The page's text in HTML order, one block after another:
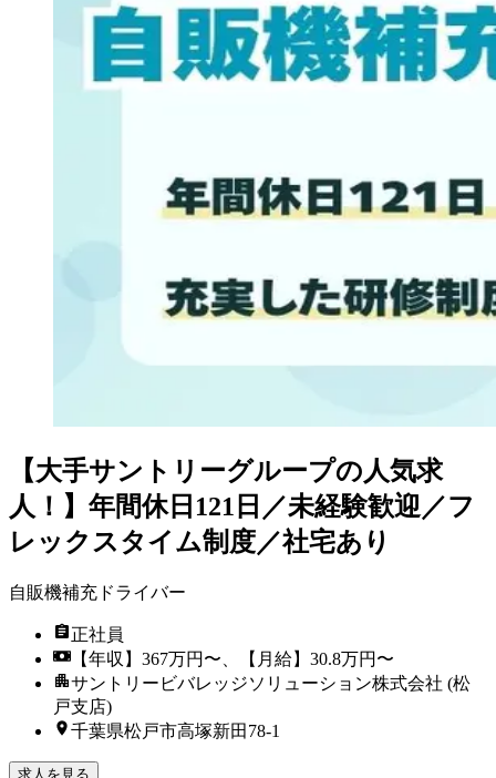
【大手サントリーグループの人気求
人！】年間休日121日／未経験歓迎／フ
レックスタイム制度／社宅あり
自販機補充ドライバー
正社員
【年収】367万円〜、【月給】30.8万円〜
サントリービバレッジソリューション株式会社 (松
戸支店)
千葉県松戸市高塚新田78-1
求人を見る